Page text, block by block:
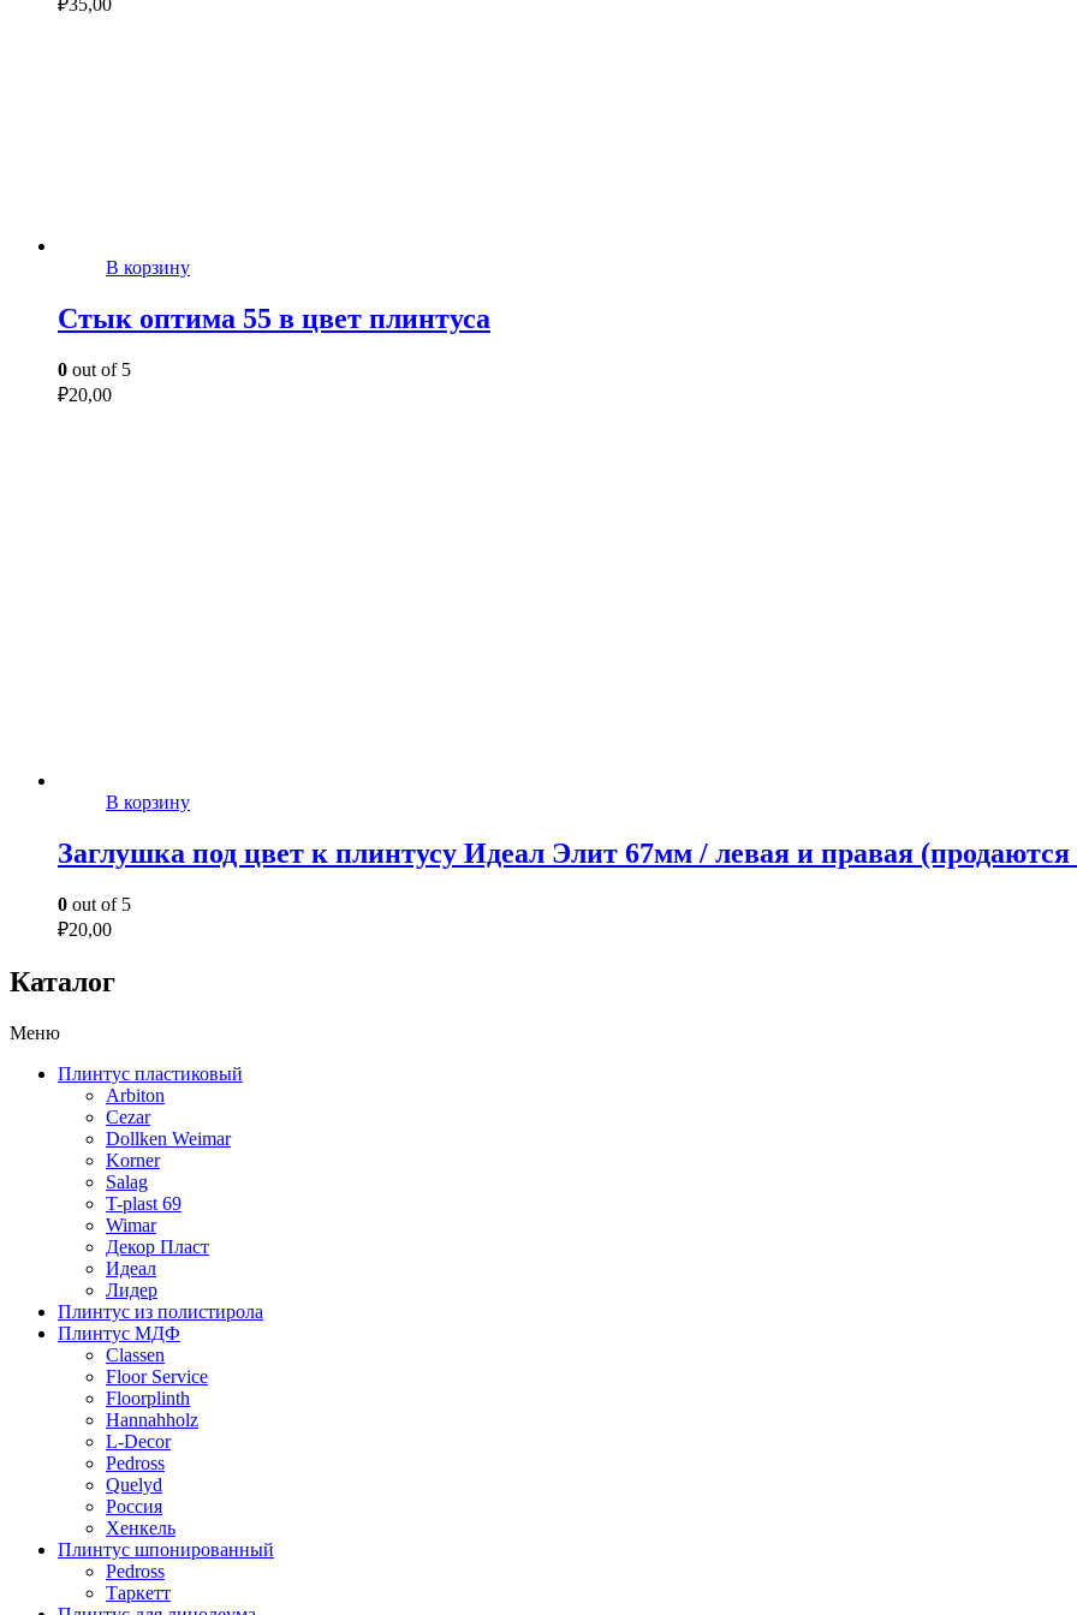
₽35,00
В корзину
Стык оптима 55 в цвет плинтуса
0 out of 5
₽20,00
В корзину
Заглушка под цвет к плинтусу Идеал Элит 67мм / левая и правая
0 out of 5
₽20,00
Каталог
Меню
Плинтус пластиковый
Arbiton
Cezar
Dollken Weimar
Korner
Salag
T-plast 69
Wimar
Декор Пласт
Идеал
Лидер
Плинтус из полистирола
Плинтус МДФ
Classen
Floor Service
Floorplinth
Hannahholz
L-Decor
Pedross
Quelyd
Россия
Хенкель
Плинтус шпонированный
Pedross
Таркетт